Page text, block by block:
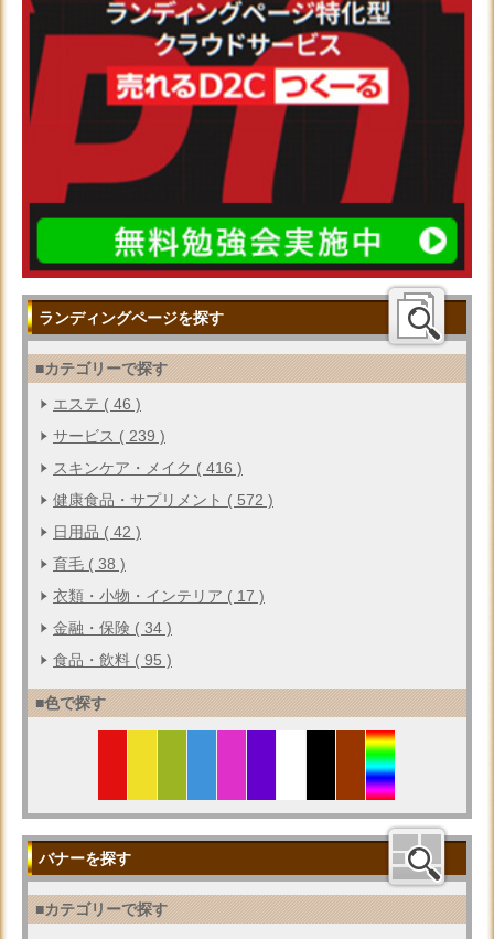
ランディングページを探す
■カテゴリーで探す
エステ ( 46 )
サービス ( 239 )
スキンケア・メイク ( 416 )
健康食品・サプリメント ( 572 )
日用品 ( 42 )
育毛 ( 38 )
衣類・小物・インテリア ( 17 )
金融・保険 ( 34 )
食品・飲料 ( 95 )
■色で探す
バナーを探す
■カテゴリーで探す